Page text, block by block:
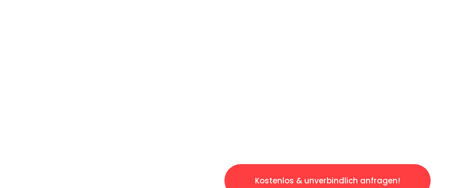
Kostenlos & unverbindlich anfragen!